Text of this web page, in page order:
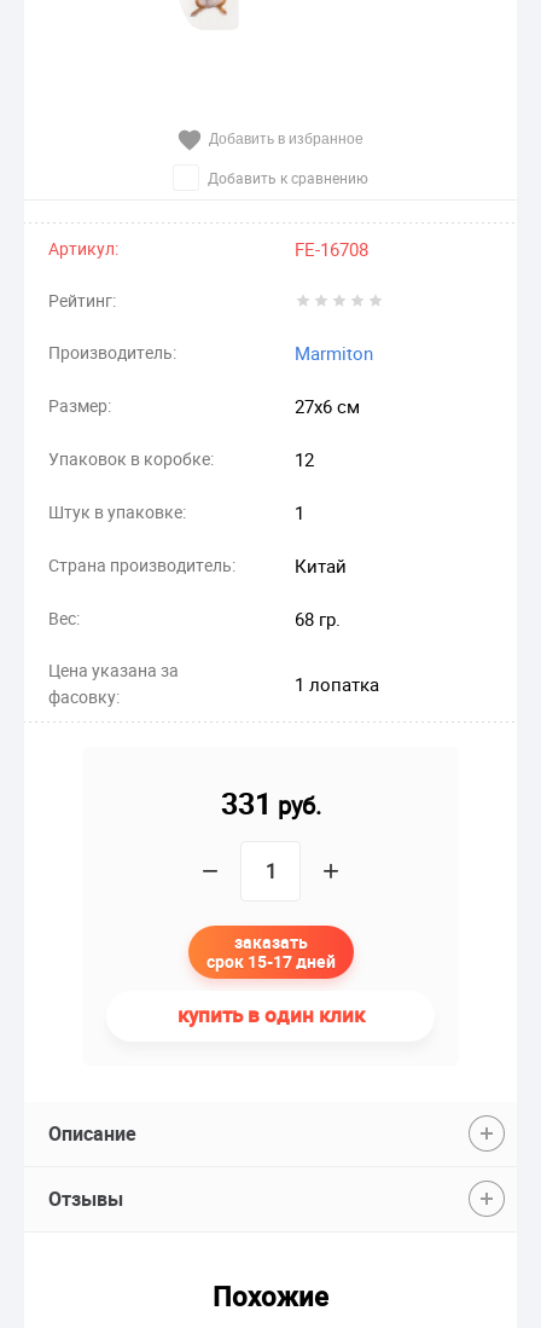
Добавить в избранное
Добавить к сравнению
Артикул: FE-16708
Рейтинг:
Производитель: Marmiton
Размер: 27х6 см
Упаковок в коробке: 12
Штук в упаковке: 1
Страна производитель: Китай
Вес: 68 гр.
Цена указана за
фасовку:
1 лопатка
331 руб.
− +
заказать
срок 15-17 дней
купить в один клик
Описание
Отзывы
Похожие